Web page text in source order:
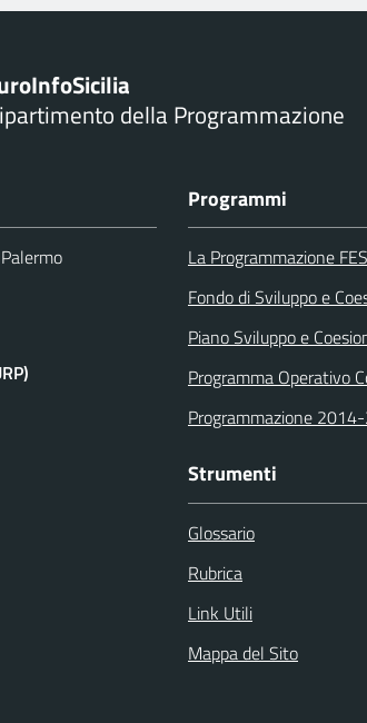
InfoSicilia
della Programmazione
Programmi
La Programmazione
Fondo di Sviluppo e
Piano Sviluppo e
Programma Operativo
Programmazione
Strumenti
Glossario
Rubrica
Link Utili
Mappa del Sito